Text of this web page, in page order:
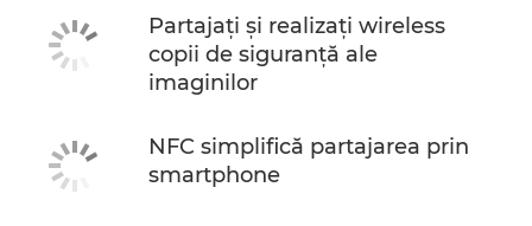
Partajaţi şi realizaţi wireless
copii de siguranţă ale
imaginilor
NFC simplifică partajarea prin
smartphone